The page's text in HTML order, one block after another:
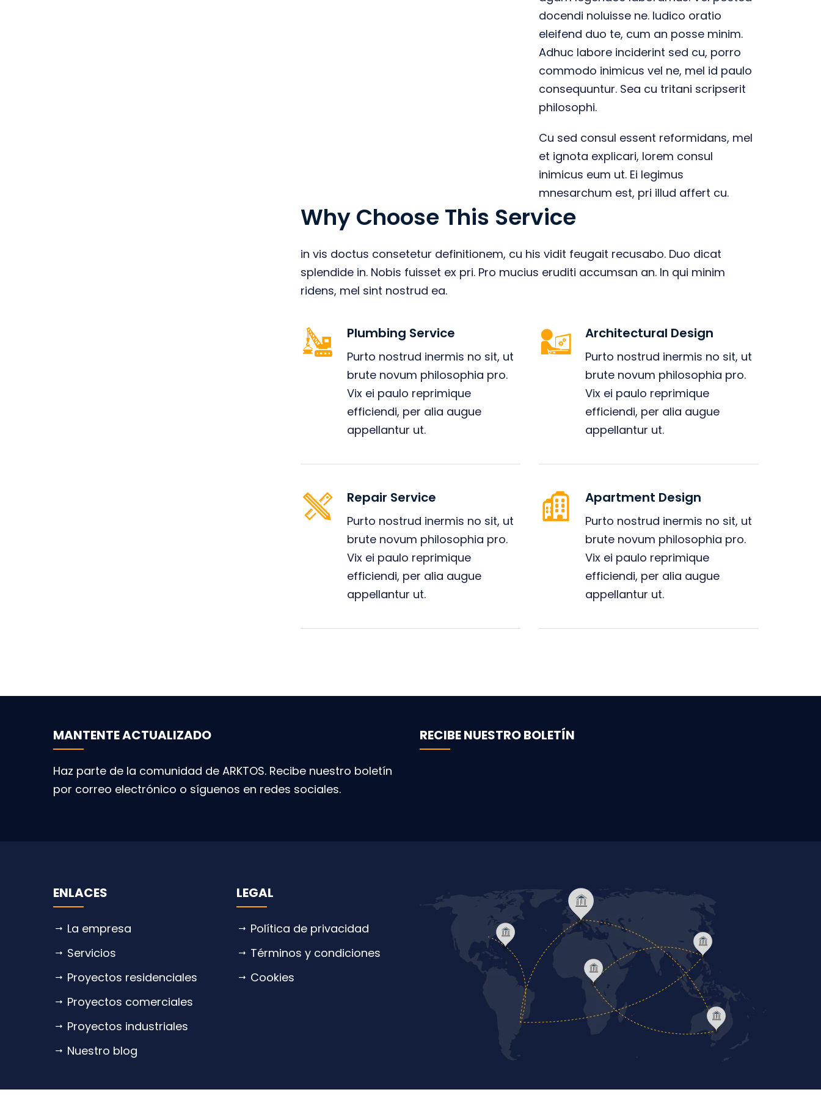
docendi noluisse ne. Iudico oratio
eleifend duo te, cum an posse minim.
Adhuc labore inciderint sed cu, porro
commodo inimicus vel ne, mel id paulo
consequuntur. Sea cu tritani scripserit
philosophi.
Cu sed consul essent reformidans, mel
et ignota explicari, lorem consul
inimicus eum ut. Ei legimus
mnesarchum est, pri illud affert cu.
Why Choose This Service
in vis doctus consetetur definitionem, cu his vidit feugait recusabo. Duo dicat
splendide in. Nobis fuisset ex pri. Pro mucius eruditi accumsan an. In qui minim
ridens, mel sint nostrud ea.
Plumbing Service
Purto nostrud inermis no sit, ut
brute novum philosophia pro.
Vix ei paulo reprimique
efficiendi, per alia augue
appellantur ut.
Repair Service
Purto nostrud inermis no sit, ut
brute novum philosophia pro.
Vix ei paulo reprimique
efficiendi, per alia augue
appellantur ut.
Architectural Design
Purto nostrud inermis no sit, ut
brute novum philosophia pro.
Vix ei paulo reprimique
efficiendi, per alia augue
appellantur ut.
Apartment Design
Purto nostrud inermis no sit, ut
brute novum philosophia pro.
Vix ei paulo reprimique
efficiendi, per alia augue
appellantur ut.
MANTENTE ACTUALIZADO
Haz parte de la comunidad de ARKTOS. Recibe nuestro boletín
por correo electrónico o síguenos en redes sociales.
RECIBE NUESTRO BOLETÍN
ENLACES
La empresa
Servicios
Proyectos residenciales
Proyectos comerciales
Proyectos industriales
Nuestro blog
LEGAL
Política de privacidad
Términos y condiciones
Cookies